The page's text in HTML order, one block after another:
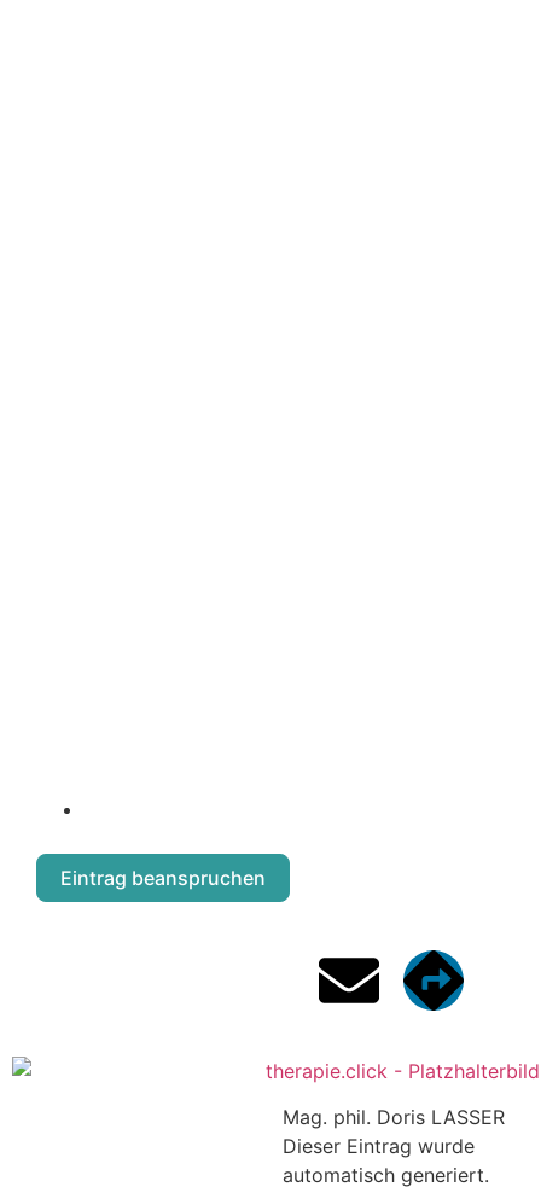
Eintrag beanspruchen
Mag. phil. Doris LASSER
Dieser Eintrag wurde
automatisch generiert.